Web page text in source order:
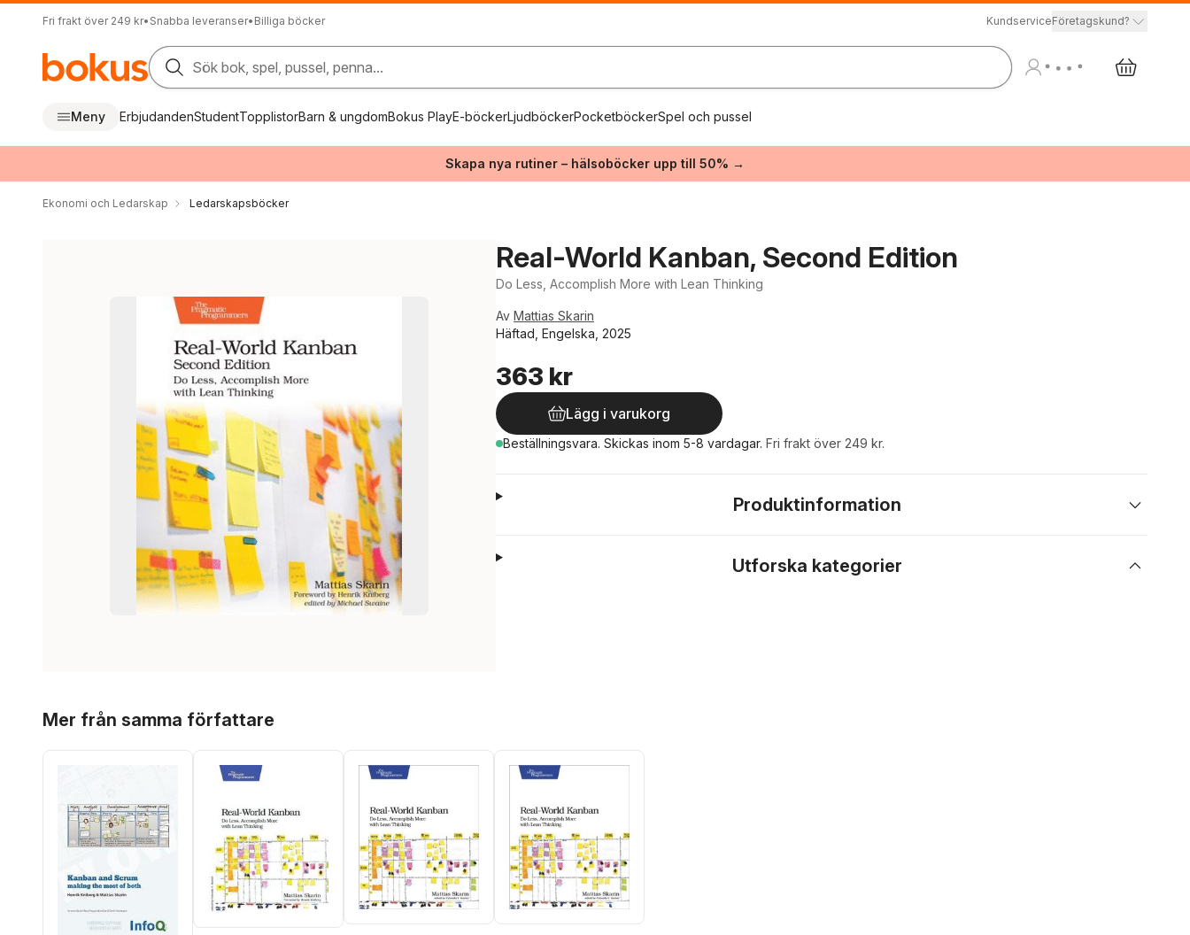
Fri frakt över 249 kr• Snabba leveranser• Billiga böcker KundserviceFöretagskund?
Sök bok, spel, pussel, penna...
Meny ErbjudandenStudentTopplistorBarn & ungdomBokus PlayE-böckerLjudböckerPocketböckerSpel och pussel
Skapa nya rutiner – hälsoböcker upp till 50% →
Ekonomi och Ledarskap Ledarskapsböcker
Real-World Kanban, Second Edition
Do Less, Accomplish More with Lean Thinking
Av Mattias Skarin
Häftad, Engelska, 2025
363 kr
Lägg i varukorg
Beställningsvara. Skickas inom 5-8 vardagar. Fri frakt över 249 kr.
Produktinformation
Utforska kategorier
Mer från samma författare